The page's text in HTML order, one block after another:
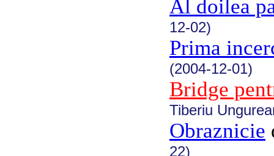
Al doilea
12-02)
Prima
(2004-12-01)
Bridge
Tiberiu
Obraznicie
22)